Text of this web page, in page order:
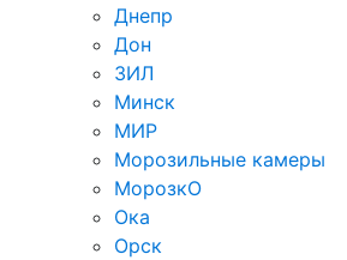
Днепр
Дон
ЗИЛ
Минск
МИР
Морозильные камеры
МорозкО
Ока
Орск